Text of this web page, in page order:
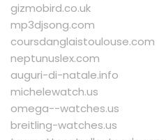
gizmobird.co.uk
mp3djsong.com
coursdanglaistoulouse.com
neptunuslex.com
auguri-di-natale.info
michelewatch.us
omega--watches.us
breitling-watches.us